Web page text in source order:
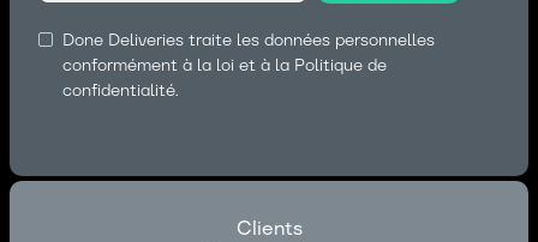
Done Deliveries traite les données personnelles
conformément à la loi et à la Politique de
confidentialité.
Clients